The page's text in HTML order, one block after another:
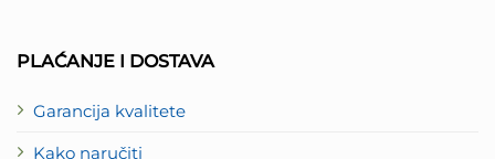
PLAĆANJE I DOSTAVA
Garancija kvalitete
Kako naručiti